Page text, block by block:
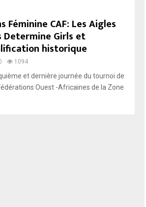
Féminine CAF: Les Aigles
Girls et
historique
1094
et dernière journée du tournoi de
Ouest -Africaines de la Zone